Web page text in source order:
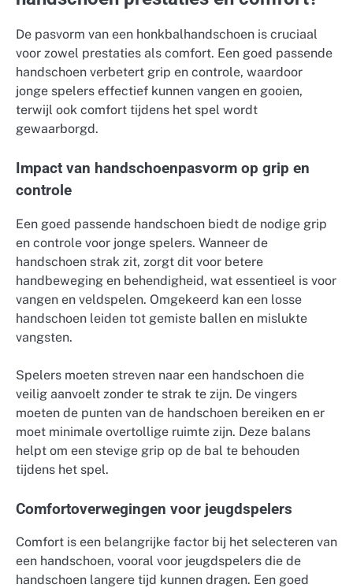
De pasvorm van een honkbalhandschoen is cruciaal
voor zowel prestaties als comfort. Een goed passende
handschoen verbetert grip en controle, waardoor
jonge spelers effectief kunnen vangen en gooien,
terwijl ook comfort tijdens het spel wordt
gewaarborgd.
Impact van handschoenpasvorm op grip en
controle
Een goed passende handschoen biedt de nodige grip
en controle voor jonge spelers. Wanneer de
handschoen strak zit, zorgt dit voor betere
handbeweging en behendigheid, wat essentieel is voor
vangen en veldspelen. Omgekeerd kan een losse
handschoen leiden tot gemiste ballen en mislukte
vangsten.
Spelers moeten streven naar een handschoen die
veilig aanvoelt zonder te strak te zijn. De vingers
moeten de punten van de handschoen bereiken en er
moet minimale overtollige ruimte zijn. Deze balans
helpt om een stevige grip op de bal te behouden
tijdens het spel.
Comfortoverwegingen voor jeugdspelers
Comfort is een belangrijke factor bij het selecteren van
een handschoen, vooral voor jeugdspelers die de
handschoen langere tijd kunnen dragen. Een goed